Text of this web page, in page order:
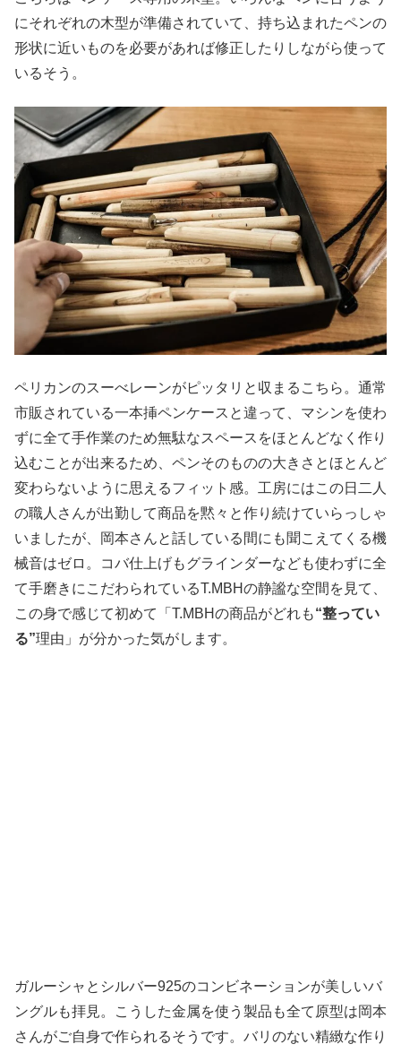
にそれぞれの木型が準備されていて、持ち込まれたペンの
形状に近いものを必要があれば修正したりしながら使って
いるそう。
ペリカンのスーべレーンがピッタリと収まるこちら。通常
市販されている一本挿ペンケースと違って、マシンを使わ
ずに全て手作業のため無駄なスペースをほとんどなく作り
込むことが出来るため、ペンそのものの大きさとほとんど
変わらないように思えるフィット感。工房にはこの日二人
の職人さんが出勤して商品を黙々と作り続けていらっしゃ
いましたが、岡本さんと話している間にも聞こえてくる機
械音はゼロ。コバ仕上げもグラインダーなども使わずに全
て手磨きにこだわられているT.MBHの静謐な空間を見て、
この身で感じて初めて「T.MBHの商品がどれも“整ってい
る”理由」が分かった気がします。
ガルーシャとシルバー925のコンビネーションが美しいバ
ングルも拝見。こうした金属を使う製品も全て原型は岡本
さんがご自身で作られるそうです。バリのない精緻な作り